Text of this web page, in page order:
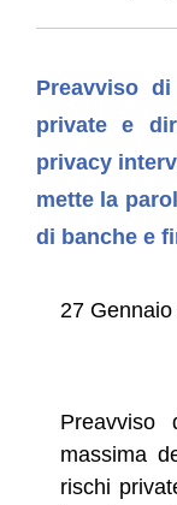
Preavviso
private e
privacy
mette la
di banche e
27
Preavviso
massima
rischi